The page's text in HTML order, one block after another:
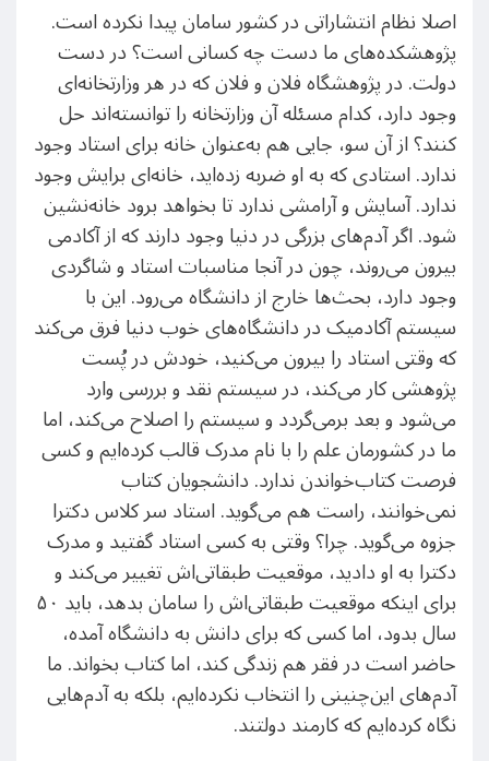
اصلا نظام انتشاراتی در کشور سامان پیدا نکرده است.
پژوهشکده‌های ما دست چه کسانی است؟ در دست
دولت. در پژوهشگاه فلان و فلان که در هر وزارتخانه‌ای
وجود دارد، کدام مسئله آن وزارتخانه را توانسته‌اند حل
کنند؟ از آن سو، جایی هم به‌عنوان خانه برای استاد وجود
ندارد. استادی که به او ضربه زده‌اید، خانه‌ای برایش وجود
ندارد. آسایش و آرامشی ندارد تا بخواهد برود خانه‌نشین
شود. اگر آدم‌های بزرگی در دنیا وجود دارند که از آکادمی
بیرون می‌روند، چون در آنجا مناسبات استاد و شاگردی
وجود دارد، بحث‌ها خارج از دانشگاه می‌رود. این با
سیستم آکادمیک در دانشگاه‌های خوب دنیا فرق می‌کند
که وقتی استاد را بیرون می‌کنید، خودش در پُست
پژوهشی کار می‌کند، در سیستم نقد و بررسی وارد
می‌شود و بعد برمی‌گردد و سیستم را اصلاح می‌کند، اما
ما در کشورمان علم را با نام مدرک قالب کرده‌ایم و کسی
فرصت کتاب‌خواندن ندارد. دانشجویان کتاب
نمی‌خوانند، راست هم می‌گوید. استاد سر کلاس دکترا
جزوه می‌گوید. چرا؟ وقتی به کسی استاد گفتید و مدرک
دکترا به او دادید، موقعیت طبقاتی‌اش تغییر می‌کند و
برای اینکه موقعیت طبقاتی‌اش را سامان بدهد، باید ۵٠
سال بدود، اما کسی که برای دانش به دانشگاه آمده،
حاضر است در فقر هم زندگی کند، اما کتاب بخواند. ما
آدم‌های این‌چنینی را انتخاب نکرده‌ایم، بلکه به آدم‌هایی
نگاه کرده‌ایم که کارمند دولتند.